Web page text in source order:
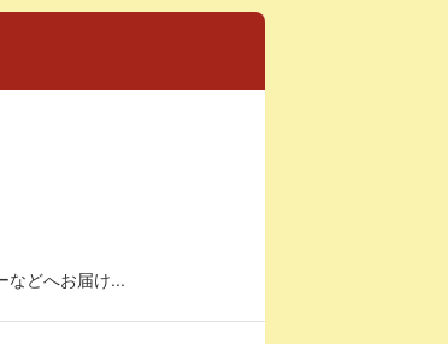
などへお届け...